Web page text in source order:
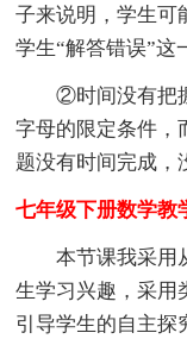
子来说明，学生可
学生“解答错误”这
②时间没有把握
字母的限定条件，
题没有时间完成，
七年级下册数学教
本节课我采用从
生学习兴趣，采用
引导学生的自主探